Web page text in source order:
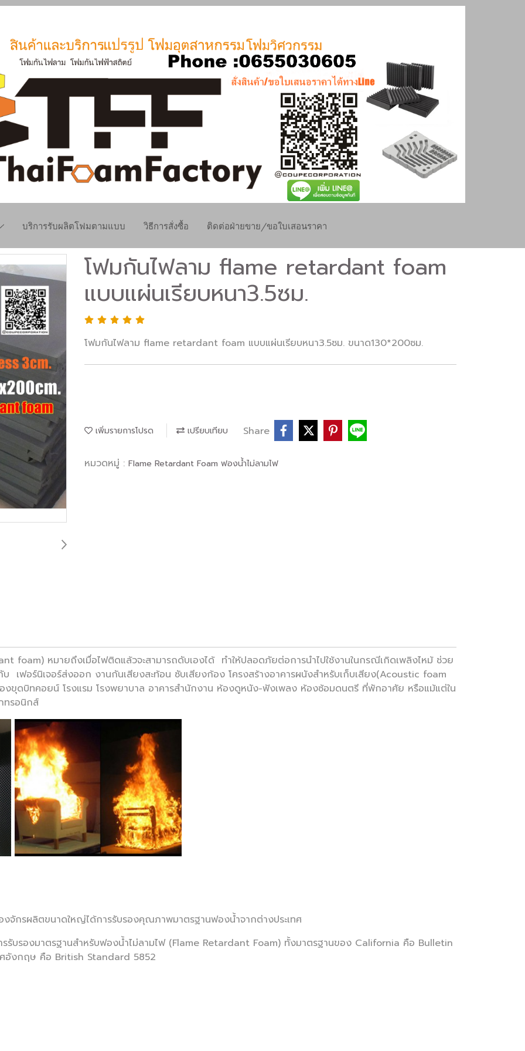
บริการรับผลิตโฟมตามแบบ วิธีการสั่งซื้อ ติดต่อฝ่ายขาย/ขอใบเสอนราคา
โฟมกันไฟลาม flame retardant foam
แบบแผ่นเรียบหนา3.5ซม.
โฟมกันไฟลาม flame retardant foam แบบแผ่นเรียบหนา3.5ซม. ขนาด130*200ซม.
เพิ่มรายการโปรด เปรียบเทียบ Share
หมวดหมู่ : Flame Retardant Foam ฟองน้ำไม่ลามไฟ
foam) หมายถึงเมื่อไฟติดแล้วจะสามารถดับเองได้ ทำให้ปลอดภัยต่อการนำไปใช้งานในกรณีเกิดเพลิงไหม้ ช่วย
บ เฟอร์นิเจอร์ส่งออก งานกันเสียงสะท้อน ซับเสียงก้อง โครงสร้างอาคารผนังสำหรับเก็บเสียง(Acoustic foam
ขุดบิทคอยน์ โรงแรม โรงพยาบาล อาคารสำนักงาน ห้องดูหนัง-ฟังเพลง ห้องซ้อมดนตรี ที่พักอาศัย หรือแม้แต่ใน
ทรอนิกส์
งจักรผลิตขนาดใหญ่ได้การรับรองคุณภาพมาตรฐานฟองน้ำจากต่างประเทศ
รับรองมาตรฐานสำหรับฟองน้ำไม่ลามไฟ (Flame Retardant Foam) ทั้งมาตรฐานของ California คือ Bulletin
ศอังกฤษ คือ British Standard 5852